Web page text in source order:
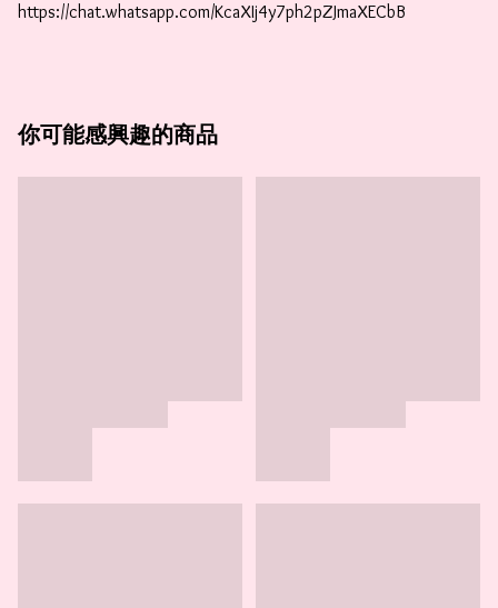
https://chat.whatsapp.com/KcaXIj4y7ph2pZJmaXECbB
你可能感興趣的商品